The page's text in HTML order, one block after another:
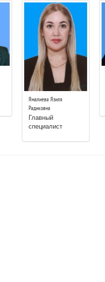
Ямалиева Язиля
Радиковна
Главный
специалист